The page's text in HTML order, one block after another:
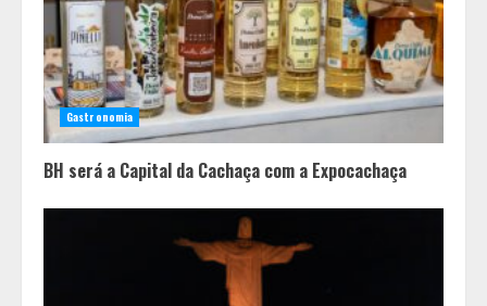
3
Casa de apostas: por que a maioria
dos apostadores perde dinheiro?
Gastronomia
BH será a Capital da Cachaça com a Expocachaça